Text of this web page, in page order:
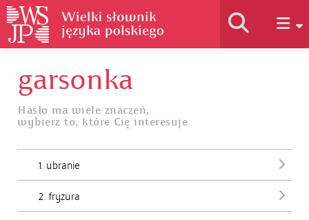
Historia słownika
Jak korzystać
garsonka
Hasło ma wiele znaczeń,
wybierz to, które Cię interesuje
1. ubranie
2. fryzura